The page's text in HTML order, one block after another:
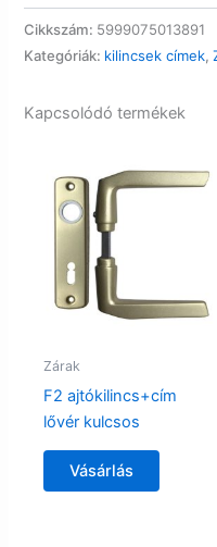
Cikkszám: 5999075013891
Kategóriák: kilincsek címek,
Kapcsolódó termékek
Zárak
F2 ajtókilincs+cím
lővér kulcsos
Vásárlás